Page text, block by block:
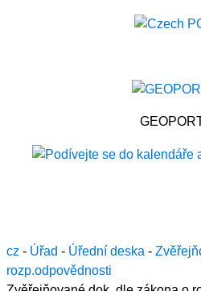
cz - Úřad - Úřední deska -
rozp.odpovědnosti